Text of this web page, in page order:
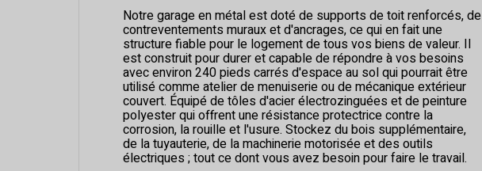
Notre garage en métal est doté de supports de toit renforcés, de
contreventements muraux et d'ancrages, ce qui en fait une
structure fiable pour le logement de tous vos biens de valeur. Il
est construit pour durer et capable de répondre à vos besoins
avec environ 240 pieds carrés d'espace au sol qui pourrait être
utilisé comme atelier de menuiserie ou de mécanique extérieur
couvert. Équipé de tôles d'acier électrozinguées et de peinture
polyester qui offrent une résistance protectrice contre la
corrosion, la rouille et l'usure. Stockez du bois supplémentaire,
de la tuyauterie, de la machinerie motorisée et des outils
électriques ; tout ce dont vous avez besoin pour faire le travail.